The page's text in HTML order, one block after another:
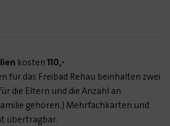
kosten 110,-
für das Freibad Rehau beinhalten zwei
die Eltern und die Anzahl an
gehören.) Mehrfachkarten und
übertragbar.